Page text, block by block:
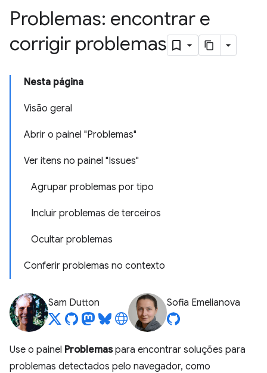
Problemas: encontrar e
corrigir problemas
Nesta página
Visão geral
Abrir o painel "Problemas"
Ver itens no painel "Issues"
Agrupar problemas por tipo
Incluir problemas de terceiros
Ocultar problemas
Conferir problemas no contexto
Sam Dutton Sofia Emelianova
Use o painel Problemaspara encontrar soluções para
problemas detectados pelo navegador, como